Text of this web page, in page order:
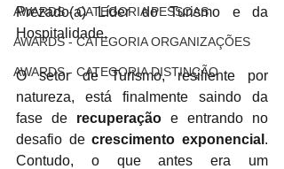
AWARDS - CATEGORIA PESSOAS
AWARDS - CATEGORIA ORGANIZAÇÕES
AWARDS - CATEGORIA DISTINÇÃO
Prezado(a) Líder do Turismo e da
Hospitalidade,
O setor de Turismo, resiliente por
natureza, está finalmente saindo da
fase de
recuperação e entrando no
desafio de crescimento exponencial .
Contudo, o que antes era um